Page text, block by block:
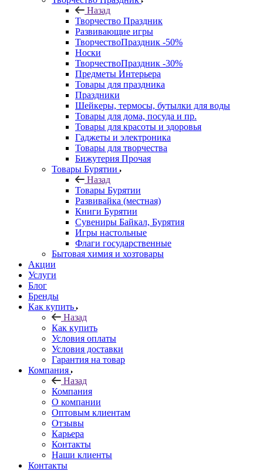
Назад
Творчество Праздник
Развивающие игры
ТворчествоПраздник -50%
Носки
ТворчествоПраздник -30%
Предметы Интерьера
Товары для праздника
Праздники
Шейкеры, термосы, бутылки для воды
Товары для дома, посуда и пр.
Товары для красоты и здоровья
Гаджеты и электроника
Товары для творчества
Бижутерия Прочая
Товары Бурятии
Назад
Товары Бурятии
Развивайка (местная)
Книги Бурятии
Сувениры Байкал, Бурятия
Игры настольные
Флаги государственные
Бытовая химия и хозтовары
Акции
Услуги
Блог
Бренды
Как купить
Назад
Как купить
Условия оплаты
Условия доставки
Гарантия на товар
Компания
Назад
Компания
О компании
Оптовым клиентам
Отзывы
Карьера
Контакты
Наши клиенты
Контакты